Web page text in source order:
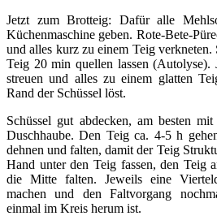
Jetzt zum Brotteig: Dafür alle
Küchenmaschine geben. Rote-Bete-
und alles kurz zu einem Teig verkneten.
Teig 20 min quellen lassen (Autolyse).
streuen und alles zu einem glatten
Rand der Schüssel löst.
Schüssel gut abdecken, am besten
Duschhaube. Den Teig ca. 4-5 h
dehnen und falten, damit der Teig
Hand unter den Teig fassen, den Teig
die Mitte falten. Jeweils eine
machen und den Faltvorgang
einmal im Kreis herum ist.